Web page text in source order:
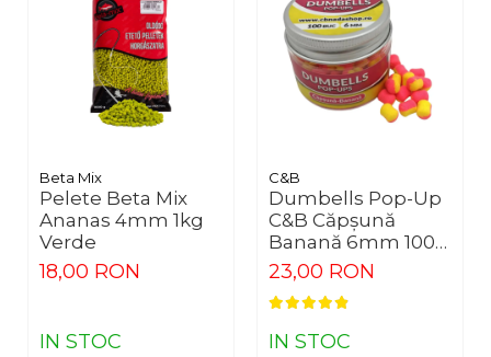
Beta Mix
Pelete Beta Mix
Ananas 4mm 1kg
Verde
18,00 RON
IN STOC
C&B
Dumbells Pop-Up
C&B Căpșună
Banană 6mm 100
bucăți
23,00 RON
IN STOC